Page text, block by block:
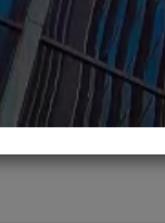
A UNA